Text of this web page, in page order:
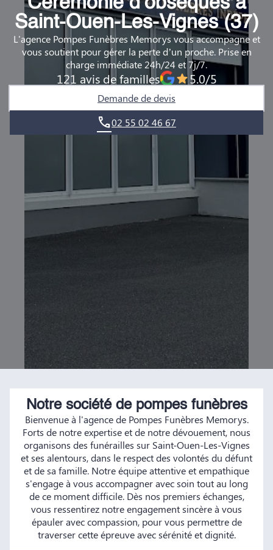
DEMANDE DE RENDEZ-VOUS EN AGENCE
QUI SOMMES-NOUS ?
NOUS REJOINDRE
Saint-Ouen-Les-Vignes (37)
L'agence Pompes Funèbres Memorys vous accompagne et
vous soutient pour gérer la perte d’un proche. Prise en
charge immédiate 24h/24 et 7j/7.
121 avis de familles 5.0/5
Demande de devis
02 55 02 46 67
Notre société de pompes funèbres
Bienvenue à l'agence de Pompes Funèbres Memorys.
Forts de notre expertise et de notre dévouement, nous
organisons des funérailles sur Saint-Ouen-Les-Vignes
et ses alentours, dans le respect des volontés du défunt
et de sa famille. Notre équipe attentive et empathique
s'engage à vous accompagner avec soin tout au long
de ce moment difficile. Dès nos premiers échanges,
vous ressentirez notre engagement sincère à vous
épauler avec compassion, pour vous permettre de
traverser cette épreuve avec sérénité et dignité.